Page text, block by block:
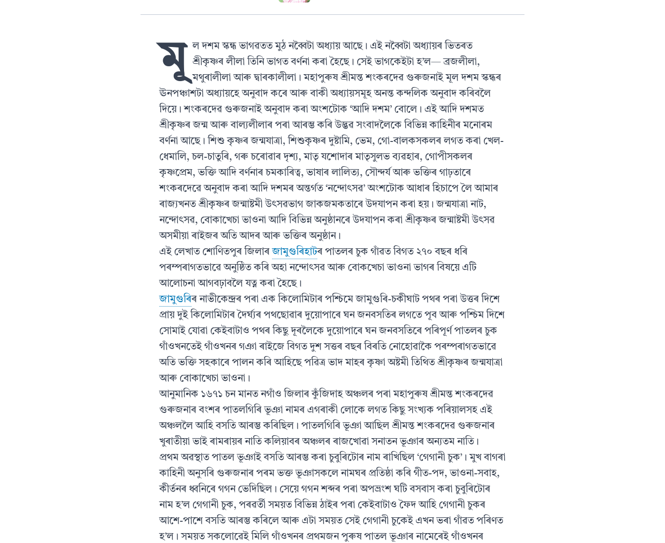
মূ
ল দশম স্কন্ধ ভাগৱতত মুঠ নব্বৈটা অধ্যায় আছে। এই নব্বৈটা অধ্যায়ৰ ভিতৰত
শ্ৰীকৃষ্ণৰ লীলা তিনি ভাগত বর্ণনা কৰা হৈছে। সেই ভাগকেইটা হ’ল— ব্রজলীলা,
মথুৰালীলা আৰু দ্বাৰকালীলা। মহাপুৰুষ শ্ৰীমন্ত শংকৰদেৱ গুৰুজনাই মূল দশম স্কন্ধৰ
ঊনপঞ্চাশটা অধ্যায়হে অনুবাদ কৰে আৰু বাকী অধ্যায়সমূহ অনন্ত কন্দলিক অনুবাদ কৰিবলৈ
দিয়ে। শংকৰদেৱ গুৰুজনাই অনুবাদ কৰা অংশটোক ‘আদি দশম’ বোলে। এই আদি দশমত
শ্ৰীকৃষ্ণৰ জন্ম আৰু বাল্যলীলাৰ পৰা আৰম্ভ কৰি উদ্ভৱ সংবাদলৈকে বিভিন্ন কাহিনীৰ মনোৰম
বর্ণনা আছে। শিশু কৃষ্ণৰ জন্মযাত্রা, শিশুকৃষ্ণৰ দুষ্টামি, ভেম, গো-বালকসকলৰ লগত কৰা খেল-
ধেমালি, চল-চাতুৰি, গৰু চৰোৱাৰ দৃশ্য, মাতৃ যশোদাৰ মাতৃসুলভ ব্যৱহাৰ, গোপীসকলৰ
কৃষ্ণপ্রেম, ভক্তি আদি বর্ণনাৰ চমকাৰিত্ব, ভাষাৰ লালিত্য, সৌন্দর্য আৰু ভক্তিৰ গাঢ়তাৰে
শংকৰদেৱে অনুবাদ কৰা আদি দশমৰ অন্তর্গত ‘নন্দোৎসৱ’ অংশটোক আধাৰ হিচাপে লৈ আমাৰ
ৰাজ্যখনত শ্ৰীকৃষ্ণৰ জন্মাষ্টমী উৎসৱভাগ জাকজমকতাৰে উদযাপন কৰা হয়। জন্মযাত্রা নাট,
নন্দোৎসৱ, বোকাখেচা ভাওনা আদি বিভিন্ন অনুষ্ঠানৰে উদযাপন কৰা শ্ৰীকৃষ্ণৰ জন্মাষ্টমী উৎসৱ
অসমীয়া ৰাইজৰ অতি আদৰ আৰু ভক্তিৰ অনুষ্ঠান।
এই লেখাত শোণিতপুৰ জিলাৰ জামুগুৰিহাটৰ পাতলৰ চুক গাঁৱত বিগত ২৭০ বছৰ ধৰি
পৰম্পৰাগতভাৱে অনুষ্ঠিত কৰি অহা নন্দোৎসৱ আৰু বোকখেচা ভাওনা ভাগৰ বিষয়ে এটি
আলোচনা আগবঢ়াবলৈ যত্ন কৰা হৈছে।
জামুগুৰিৰ নাভীকেন্দ্ৰৰ পৰা এক কিলোমিটাৰ পশ্চিমে জামুগুৰি-চকীঘাট পথৰ পৰা উত্তৰ দিশে
প্রায় দুই কিলোমিটাৰ দৈর্ঘ্যৰ পথছোৱাৰ দুয়োপাৰে ঘন জনবসতিৰ লগতে পূব আৰু পশ্চিম দিশে
সোমাই যোৱা কেইবাটাও পথৰ কিছু দূৰলৈকে দুয়োপাৰে ঘন জনবসতিৰে পৰিপূৰ্ণ পাতলৰ চুক
গাঁওখনতেই গাঁওখনৰ গঞা ৰাইজে বিগত দুশ সত্তৰ বছৰ বিৰতি নোহোৱাকৈ পৰম্পৰাগতভাৱে
অতি ভক্তি সহকাৰে পালন কৰি আহিছে পৱিত্ৰ ভাদ মাহৰ কৃষ্ণা অষ্টমী তিথিত শ্ৰীকৃষ্ণৰ জন্মযাত্রা
আৰু বোকাখেচা ভাওনা।
আনুমানিক ১৬৭১ চন মানত নগাঁও জিলাৰ কুঁজিদাহ অঞ্চলৰ পৰা মহাপুৰুষ শ্ৰীমন্ত শংকৰদেৱ
গুৰুজনাৰ বংশৰ পাতলগিৰি ভূঞা নামৰ এগৰাকী লোকে লগত কিছু সংখ্যক পৰিয়ালসহ এই
অঞ্চললৈ আহি বসতি আৰম্ভ কৰিছিল। পাতলগিৰি ভূঞা আছিল শ্ৰীমন্ত শংকৰদেৱ গুৰুজনাৰ
খুৰাতীয়া ভাই ৰামৰায়ৰ নাতি কলিয়াবৰ অঞ্চলৰ ৰাজখোৱা সনাতন ভূঞাৰ অন্যতম নাতি।
প্ৰথম অৱস্থাত পাতল ভূঞাই বসতি আৰম্ভ কৰা চুবুৰিটোৰ নাম ৰাখিছিল ‘গেগানী চুক’। মুখ বাগৰা
কাহিনী অনুসৰি গুৰুজনাৰ পৰম ভক্ত ভূঞাসকলে নামঘৰ প্রতিষ্ঠা কৰি গীত-পদ, ভাওনা-সবাহ,
কীৰ্তনৰ ধ্বনিৰে গগন ভেদিছিল। সেয়ে গগন শব্দৰ পৰা অপভ্রংশ ঘটি বসবাস কৰা চুবুৰিটোৰ
নাম হ’ল গেগানী চুক, পৰৱৰ্তী সময়ত বিভিন্ন ঠাইৰ পৰা কেইবাটাও ফৈদ আহি গেগানী চুকৰ
আশে-পাশে বসতি আৰম্ভ কৰিলে আৰু এটা সময়ত সেই গেগানী চুকেই এখন ভৰা গাঁৱত পৰিণত
হ’ল। সময়ত সকলোৱেই মিলি গাঁওখনৰ প্ৰথমজন পুৰুষ পাতল ভূঞাৰ নামেৰেই গাঁওখনৰ